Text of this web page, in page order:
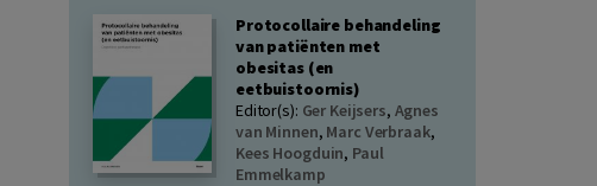
Protocollaire behandeling
van patiënten met
obesitas (en
eetbuistoornis)
Editor(s): Ger Keijsers, Agnes
van Minnen, Marc Verbraak,
Kees Hoogduin, Paul
Emmelkamp